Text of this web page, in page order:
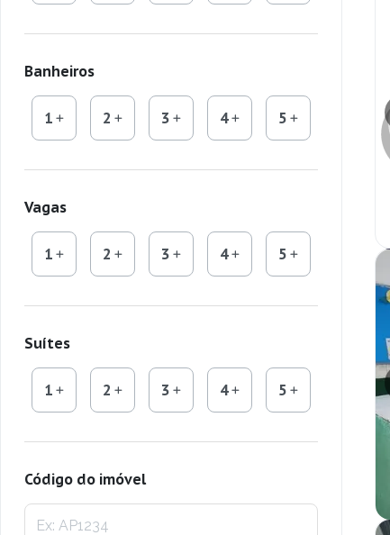
Banheiros
1 2 3 4 5
Vagas
1 2 3 4 5
Suítes
1 2 3 4 5
Código do imóvel